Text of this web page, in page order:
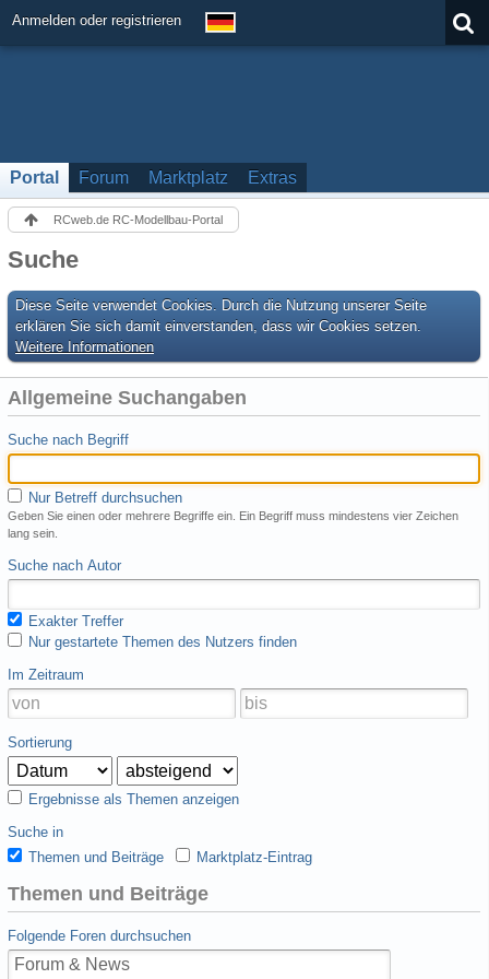
Anmelden oder registrieren
Portal Forum Marktplatz Extras
RCweb.de RC-Modellbau-Portal
Suche
Diese Seite verwendet Cookies. Durch die Nutzung unserer Seite
erklären Sie sich damit einverstanden, dass wir Cookies setzen.
Weitere Informationen
Allgemeine Suchangaben
Suche nach Begriff
Nur Betreff durchsuchen
Geben Sie einen oder mehrere Begriffe ein. Ein Begriff muss mindestens vier Zeichen
lang sein.
Suche nach Autor
Exakter Treffer
Nur gestartete Themen des Nutzers finden
Im Zeitraum
Sortierung
Ergebnisse als Themen anzeigen
Suche in
Themen und Beiträge
Marktplatz-Eintrag
Themen und Beiträge
Folgende Foren durchsuchen